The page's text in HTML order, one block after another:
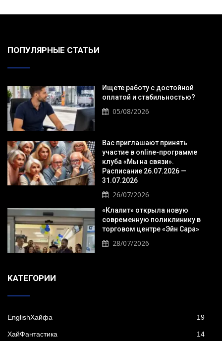
ПОПУЛЯРНЫЕ СТАТЬИ
Ищете работу с достойной
оплатой и стабильностью?
05/08/2026
Вас приглашают принять
участие в online-программе
клуба «Мы на связи».
Расписание 26.07.2026 —
31.07.2026
26/07/2026
«Клалит» открыла новую
современную поликлинику в
торговом центре «Эйн Сара»
28/07/2026
KАТЕГОРИИ
EnglishХайфа 19
XайФантастика 14